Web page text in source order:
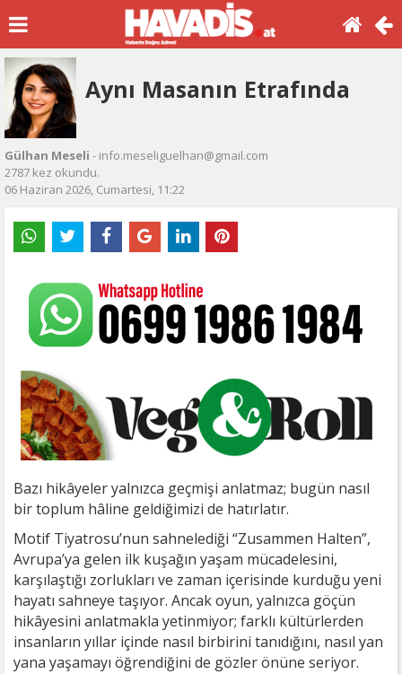
Aynı Masanın Etrafında
Gülhan Meseli - info.meseliguelhan@gmail.com
2787 kez okundu.
06 Haziran 2026, Cumartesi, 11:22
Bazı hikâyeler yalnızca geçmişi anlatmaz; bugün nasıl
bir toplum hâline geldiğimizi de hatırlatır.
Motif Tiyatrosu’nun sahnelediği “Zusammen Halten”,
Avrupa’ya gelen ilk kuşağın yaşam mücadelesini,
karşılaştığı zorlukları ve zaman içerisinde kurduğu yeni
hayatı sahneye taşıyor. Ancak oyun, yalnızca göçün
hikâyesini anlatmakla yetinmiyor; farklı kültürlerden
insanların yıllar içinde nasıl birbirini tanıdığını, nasıl yan
yana yaşamayı öğrendiğini de gözler önüne seriyor.